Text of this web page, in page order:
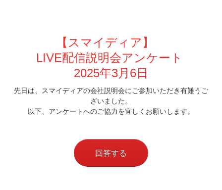
【スマイディア】
LIVE配信説明会アンケート
2025年3月6日
先日は、スマイディアの会社説明会にご参加いただき有難うご
ざいました。
以下、アンケートへのご協力を宜しくお願いします。
回答する